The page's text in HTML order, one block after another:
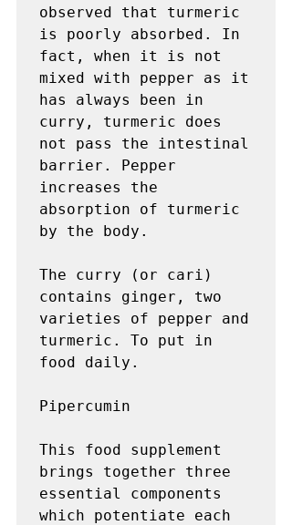
observed that turmeric
is poorly absorbed. In
fact, when it is not
mixed with pepper as it
has always been in
curry, turmeric does
not pass the intestinal
barrier. Pepper
increases the
absorption of turmeric
by the body.
The curry (or cari)
contains ginger, two
varieties of pepper and
turmeric. To put in
food daily.
Pipercumin
This food supplement
brings together three
essential components
which potentiate each